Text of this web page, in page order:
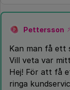
P Pettersson
Kan man få ett
Vill veta var
Hej! För att få
ringa